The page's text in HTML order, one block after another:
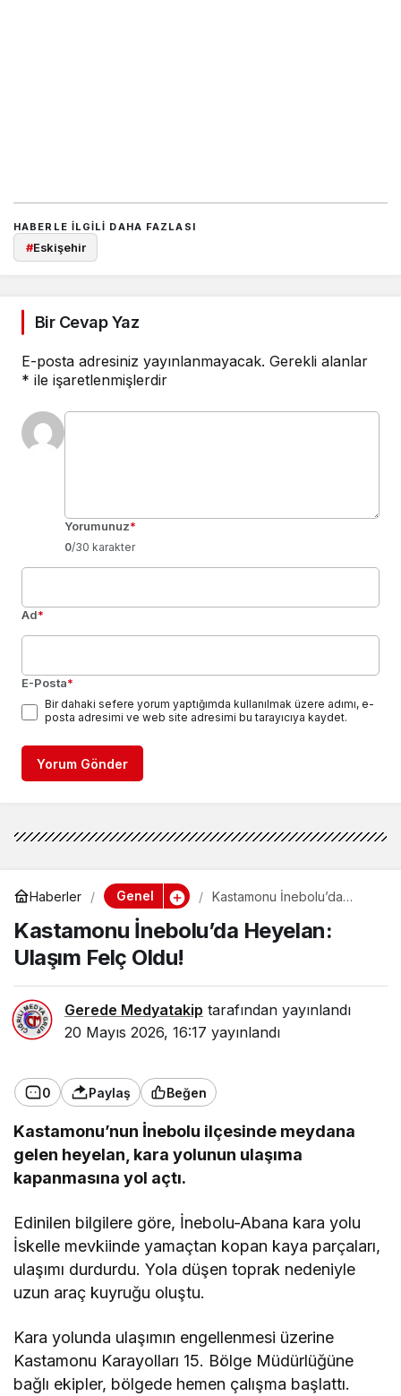
HABERLE ILGILI DAHA FAZLASI
#Eskişehir
Bir Cevap Yaz
E-posta adresiniz yayınlanmayacak. Gerekli alanlar
* ile işaretlenmişlerdir
Yorumunuz*
0/30 karakter
Ad*
E-Posta*
Bir dahaki sefere yorum yaptığımda kullanılmak üzere adımı, e-
posta adresimi ve web site adresimi bu tarayıcıya kaydet.
Yorum Gönder
Haberler Genel
Kastamonu İnebolu’da
Kastamonu İnebolu’da Heyelan:
Ulaşım Felç Oldu!
Gerede Medyatakip tarafından yayınlandı
20 Mayıs 2026, 16:17 yayınlandı
0 Paylaş Beğen
Kastamonu’nun İnebolu ilçesinde meydana
gelen heyelan, kara yolunun ulaşıma
kapanmasına yol açtı.
Edinilen bilgilere göre, İnebolu-Abana kara yolu
İskelle mevkiinde yamaçtan kopan kaya parçaları,
ulaşımı durdurdu. Yola düşen toprak nedeniyle
uzun araç kuyruğu oluştu.
Kara yolunda ulaşımın engellenmesi üzerine
Kastamonu Karayolları 15. Bölge Müdürlüğüne
bağlı ekipler, bölgede hemen çalışma başlattı.